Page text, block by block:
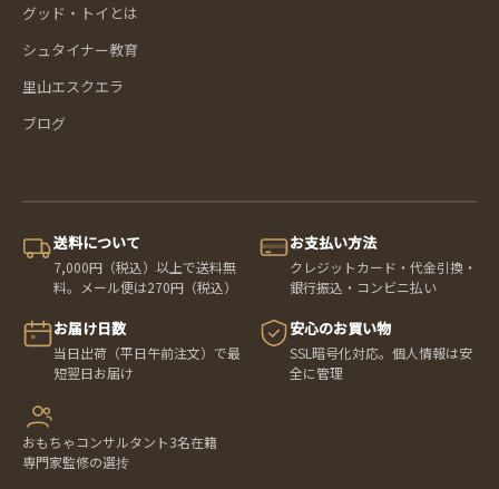
グッド・トイとは
シュタイナー教育
里山エスクエラ
ブログ
送料について
7,000円（税込）以上で送料無
料。メール便は270円（税込）
お支払い方法
クレジットカード・代金引換・
銀行振込・コンビニ払い
お届け日数
当日出荷（平日午前注文）で最
短翌日お届け
安心のお買い物
SSL暗号化対応。個人情報は安
全に管理
おもちゃコンサルタント3名在籍
専門家監修の選抟